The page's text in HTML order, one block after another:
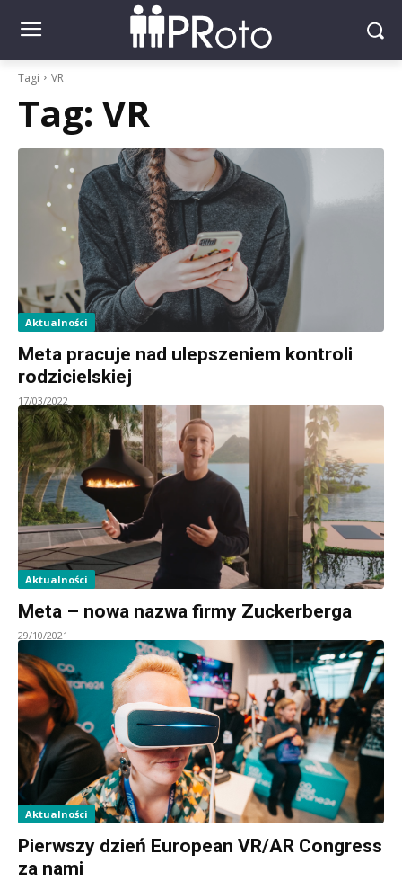
Tagi VR
Tag: VR
Aktualności
Meta pracuje nad ulepszeniem kontroli
rodzicielskiej
17/03/2022
Aktualności
Meta – nowa nazwa firmy Zuckerberga
29/10/2021
Aktualności
Pierwszy dzień European VR/AR Congress
za nami